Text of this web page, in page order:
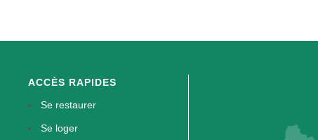
ACCÈS RAPIDES
Se restaurer
Se loger